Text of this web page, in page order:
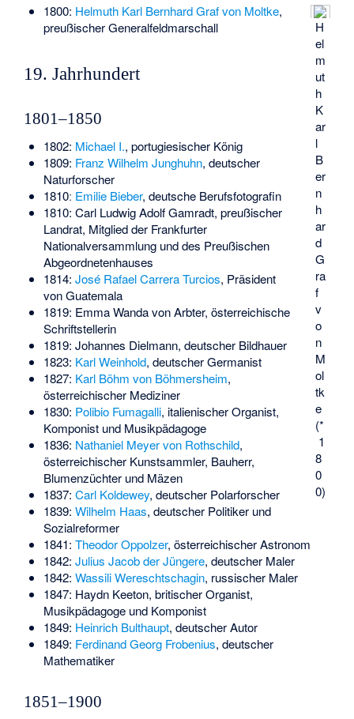
H
el
m
ut
h
K
ar
l
B
er
n
h
ar
d
G
ra
f
v
o
n
M
ol
tk
e
(*
1
8
0
0)
1800: Helmuth Karl Bernhard Graf von Moltke,
preußischer Generalfeldmarschall
19. Jahrhundert
1801–1850
1802: Michael I., portugiesischer König
1809: Franz Wilhelm Junghuhn, deutscher
Naturforscher
1810ː Emilie Bieber, deutsche Berufsfotografin
1810: Carl Ludwig Adolf Gamradt, preußischer
Landrat, Mitglied der Frankfurter
Nationalversammlung und des Preußischen
Abgeordnetenhauses
1814: José Rafael Carrera Turcios, Präsident
von Guatemala
1819: Emma Wanda von Arbter, österreichische
Schriftstellerin
1819: Johannes Dielmann, deutscher Bildhauer
1823: Karl Weinhold, deutscher Germanist
1827: Karl Böhm von Böhmersheim,
österreichischer Mediziner
1830: Polibio Fumagalli, italienischer Organist,
Komponist und Musikpädagoge
1836: Nathaniel Meyer von Rothschild,
österreichischer Kunstsammler, Bauherr,
Blumenzüchter und Mäzen
1837: Carl Koldewey, deutscher Polarforscher
1839: Wilhelm Haas, deutscher Politiker und
Sozialreformer
1841: Theodor Oppolzer, österreichischer Astronom
1842: Julius Jacob der Jüngere, deutscher Maler
1842: Wassili Wereschtschagin, russischer Maler
1847: Haydn Keeton, britischer Organist,
Musikpädagoge und Komponist
1849: Heinrich Bulthaupt, deutscher Autor
1849: Ferdinand Georg Frobenius, deutscher
Mathematiker
1851–1900